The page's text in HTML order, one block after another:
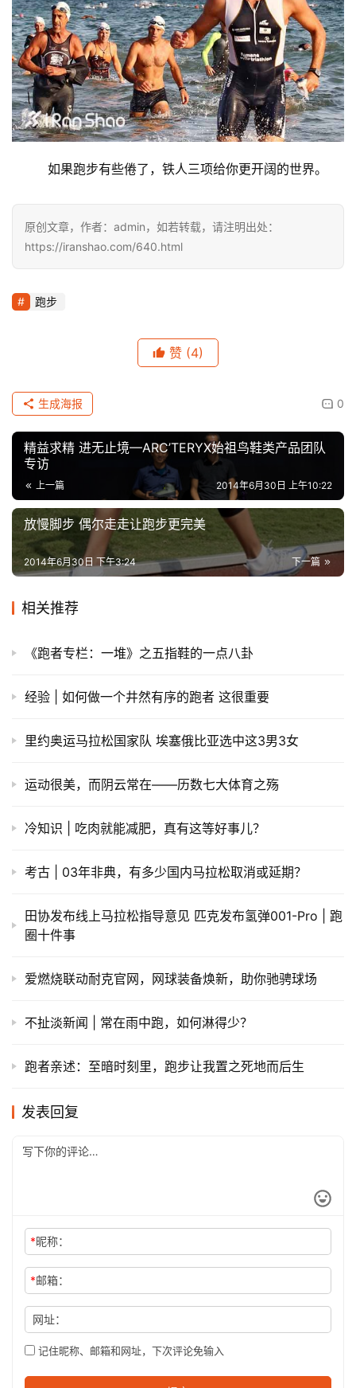
如果跑步有些倦了，铁人三项给你更开阔的世界。
原创文章，作者：admin，如若转载，请注明出处：
https://iranshao.com/640.html
跑步
赞 (4)
0
生成海报
精益求精 进无止境—ARC’TERYX始祖鸟鞋类产品团队
专访
上一篇 2014年6月30日 上午10:22
放慢脚步 偶尔走走让跑步更完美
下一篇
2014年6月30日 下午3:24
相关推荐
《跑者专栏：一堆》之五指鞋的一点八卦
经验 | 如何做一个井然有序的跑者 这很重要
里约奥运马拉松国家队 埃塞俄比亚选中这3男3女
运动很美，而阴云常在——历数七大体育之殇
冷知识 | 吃肉就能减肥，真有这等好事儿？
考古 | 03年非典，有多少国内马拉松取消或延期？
田协发布线上马拉松指导意见 匹克发布氢弹001-Pro | 跑
圈十件事
爱燃烧联动耐克官网，网球装备焕新，助你驰骋球场​
不扯淡新闻 | 常在雨中跑，如何淋得少？
跑者亲述：至暗时刻里，跑步让我置之死地而后生
发表回复
*昵称：
*邮箱：
网址：
记住昵称、邮箱和网址，下次评论免输入